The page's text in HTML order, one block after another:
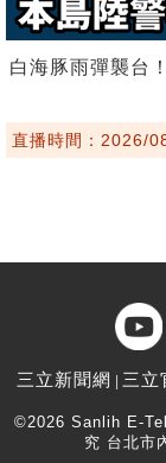
白海豚雨彈襲台
直播時間：2026/
三立新聞網 三立
©2026 Sanlih E-
究 台北市